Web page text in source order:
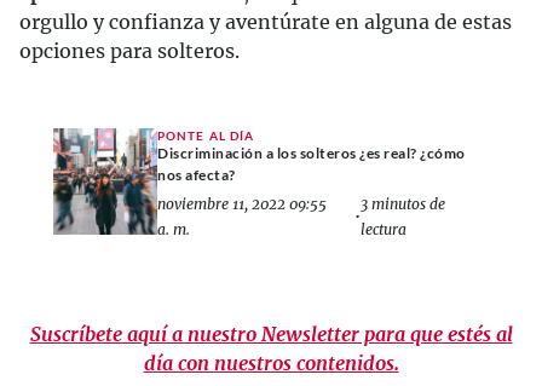
orgullo y confianza y aventúrate en alguna de estas
opciones para solteros.
PONTE AL DÍA
Discriminación a los solteros ¿es real? ¿cómo
nos afecta?
noviembre 11, 2022 09:55
a. m.
•
3 minutos de
lectura
Suscríbete aquí a nuestro Newsletter para que estés al
día con nuestros contenidos.